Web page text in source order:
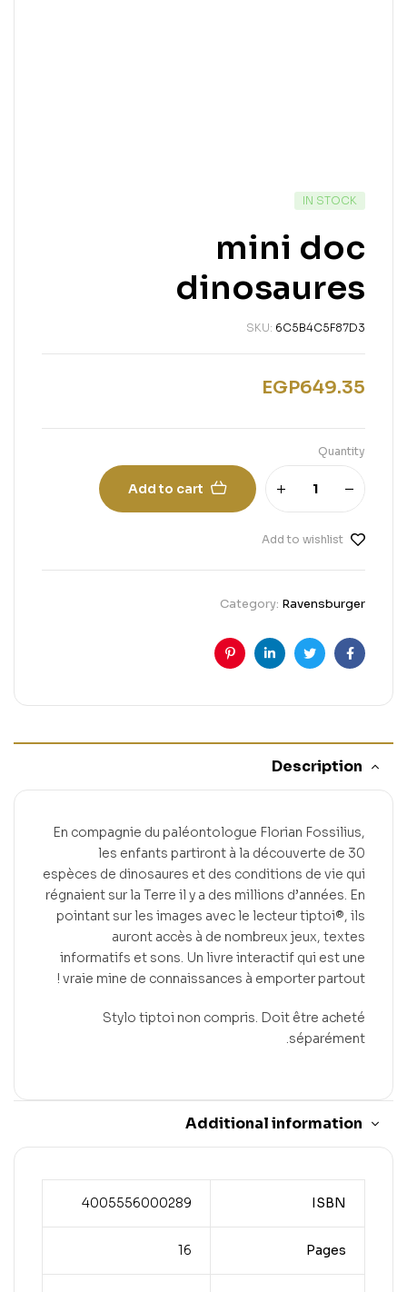
IN STOCK
mini doc
dinosaures
SKU: 6C5B4C5F87D3
EGP649.35
Quantity
Add to cart
Add to wishlist
Category: Ravensburger
Facebook
Twitter
Linkedin
Pinterest
Description
En compagnie du paléontologue Florian Fossilius,
les enfants partiront à la découverte de 30
espèces de dinosaures et des conditions de vie qui
régnaient sur la Terre il y a des millions d’années. En
pointant sur les images avec le lecteur tiptoi®, ils
auront accès à de nombreux jeux, textes
informatifs et sons. Un livre interactif qui est une
vraie mine de connaissances à emporter partout !
Stylo tiptoi non compris. Doit être acheté
séparément.
Additional information
ISBN
4005556000289
Pages
16